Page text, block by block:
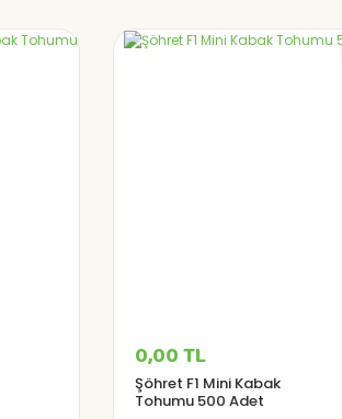
0,00 TL
Şöhret F1 Mini Kabak
Tohumu 500 Adet